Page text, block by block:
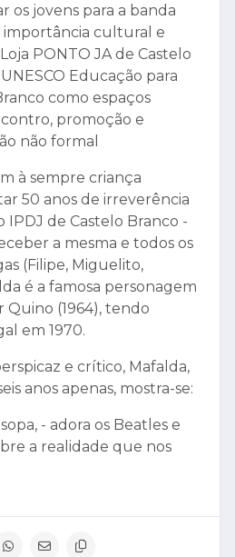
os jovens para a banda
importância cultural e
PONTO JA de Castelo
Educação para
como espaços
promoção e
não formal
à sempre criança
50 anos de irreverência
IPDJ de Castelo Branco -
a mesma e todos os
(Filipe, Miguelito,
é a famosa personagem
Quino (1964), tendo
em 1970.
e crítico, Mafalda,
anos apenas, mostra-se:
- adora os Beatles e
a realidade que nos